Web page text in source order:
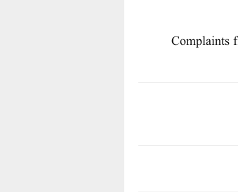
Complaints